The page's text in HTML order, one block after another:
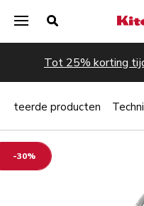
Tot 25% korting
-30%
producten